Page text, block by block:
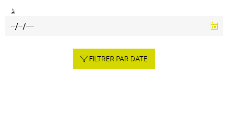
à
FILTRER PAR DATE